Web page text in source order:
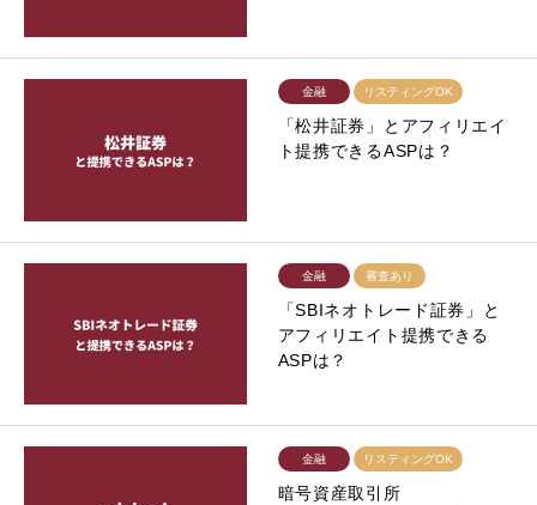
金融 リスティングOK
「松井証券」とアフィリエイ
ト提携できるASPは？
金融 審査あり
「SBIネオトレード証券」と
アフィリエイト提携できる
ASPは？
金融 リスティングOK
暗号資産取引所